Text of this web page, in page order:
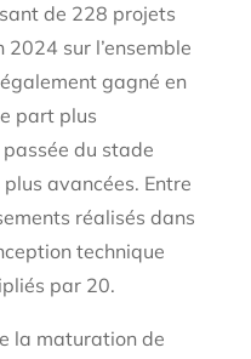
de 228 projets
sur l’ensemble
gagné en
part plus
du stade
plus avancées. Entre
réalisés dans
technique
par 20.
la maturation de